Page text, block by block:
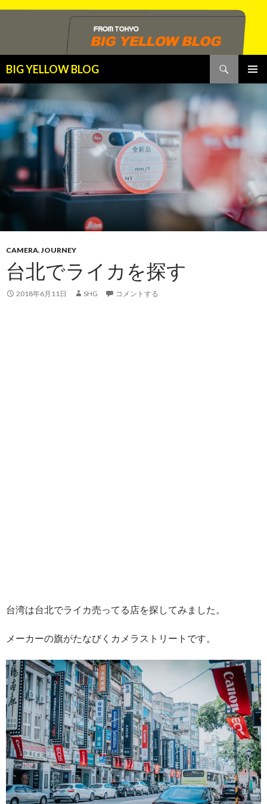
BIG YELLOW BLOG
索
ン
テ
ン
へ
ス
プ
CAMERA,JOURNEY
台北でライカを探す
2018年6月11日 SHG コメントする
台湾は台北でライカ売ってる店を探してみました。
メーカーの旗がたなびくカメラストリートです。